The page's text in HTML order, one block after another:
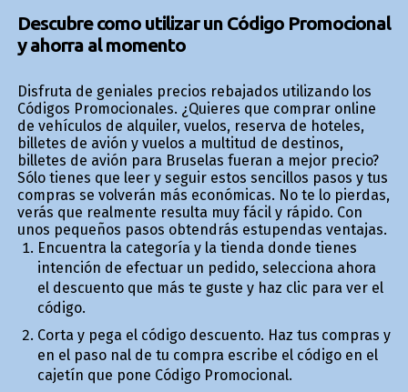
Descubre como utilizar un Código Promocional
y ahorra al momento
Disfruta de geniales precios rebajados utilizando los
Códigos Promocionales. ¿Quieres que comprar online
de vehículos de alquiler, vuelos, reserva de hoteles,
billetes de avión y vuelos a multitud de destinos,
billetes de avión para Bruselas fueran a mejor precio?
Sólo tienes que leer y seguir estos sencillos pasos y tus
compras se volverán más económicas. No te lo pierdas,
verás que realmente resulta muy fácil y rápido. Con
unos pequeños pasos obtendrás estupendas ventajas.
Encuentra la categoría y la tienda donde tienes
intención de efectuar un pedido, selecciona ahora
el descuento que más te guste y haz clic para ver el
código.
Corta y pega el código descuento. Haz tus compras y
en el paso final de tu compra escribe el código en el
cajetín que pone Código Promocional.